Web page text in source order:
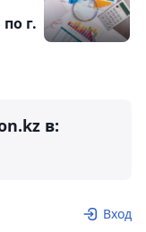
г.
в:
Вход